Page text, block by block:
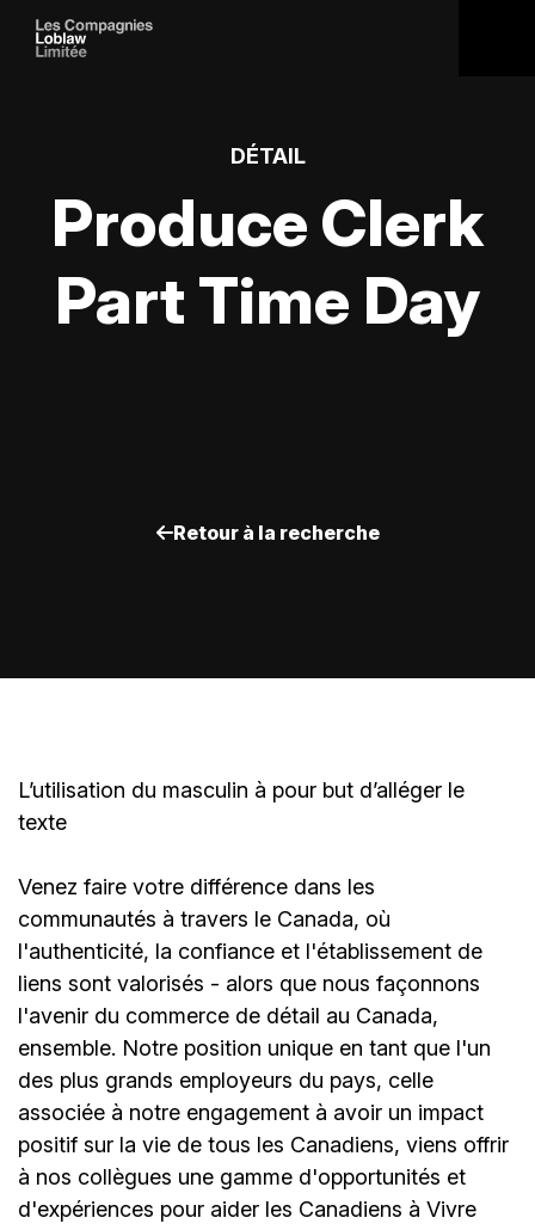
DÉTAIL
Produce Clerk
Part Time Day
Retour à la recherche
L’utilisation du masculin à pour but d’alléger le
texte
Venez faire votre différence dans les
communautés à travers le Canada, où
l'authenticité, la confiance et l'établissement de
liens sont valorisés - alors que nous façonnons
l'avenir du commerce de détail au Canada,
ensemble. Notre position unique en tant que l'un
des plus grands employeurs du pays, celle
associée à notre engagement à avoir un impact
positif sur la vie de tous les Canadiens, viens offrir
à nos collègues une gamme d'opportunités et
d'expériences pour aider les Canadiens à Vivre